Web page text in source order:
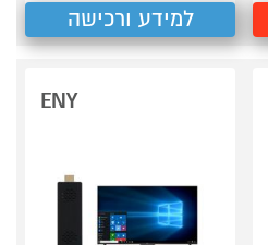
למידע ורכישה
ENY